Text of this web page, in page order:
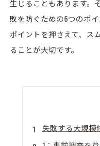
生じることもあります。
敗を防ぐための6つのポ
ポイントを押さえて、ス
ることが大切です。
失敗する大規模